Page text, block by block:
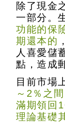
除了現金
一部分。
功能的保
期還本的
人喜愛儲
點，造成
目前市場
～2％之
滿期領回
理論基礎